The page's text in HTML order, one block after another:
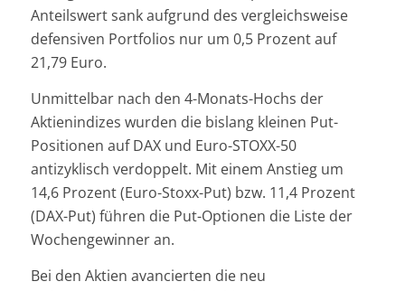
Anteilswert sank aufgrund des vergleichsweise
defensiven Portfolios nur um 0,5 Prozent auf
21,79 Euro.
Unmittelbar nach den 4-Monats-Hochs der
Aktienindizes wurden die bislang kleinen Put-
Positionen auf DAX und Euro-STOXX-50
antizyklisch verdoppelt. Mit einem Anstieg um
14,6 Prozent (Euro-Stoxx-Put) bzw. 11,4 Prozent
(DAX-Put) führen die Put-Optionen die Liste der
Wochengewinner an.
Bei den Aktien avancierten die neu